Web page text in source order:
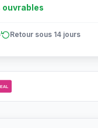
ouvrables
Retour sous 14 jours